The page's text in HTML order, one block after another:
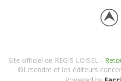
Site officiel de REGIS LOISEL -
©Letendre et les éditeurs